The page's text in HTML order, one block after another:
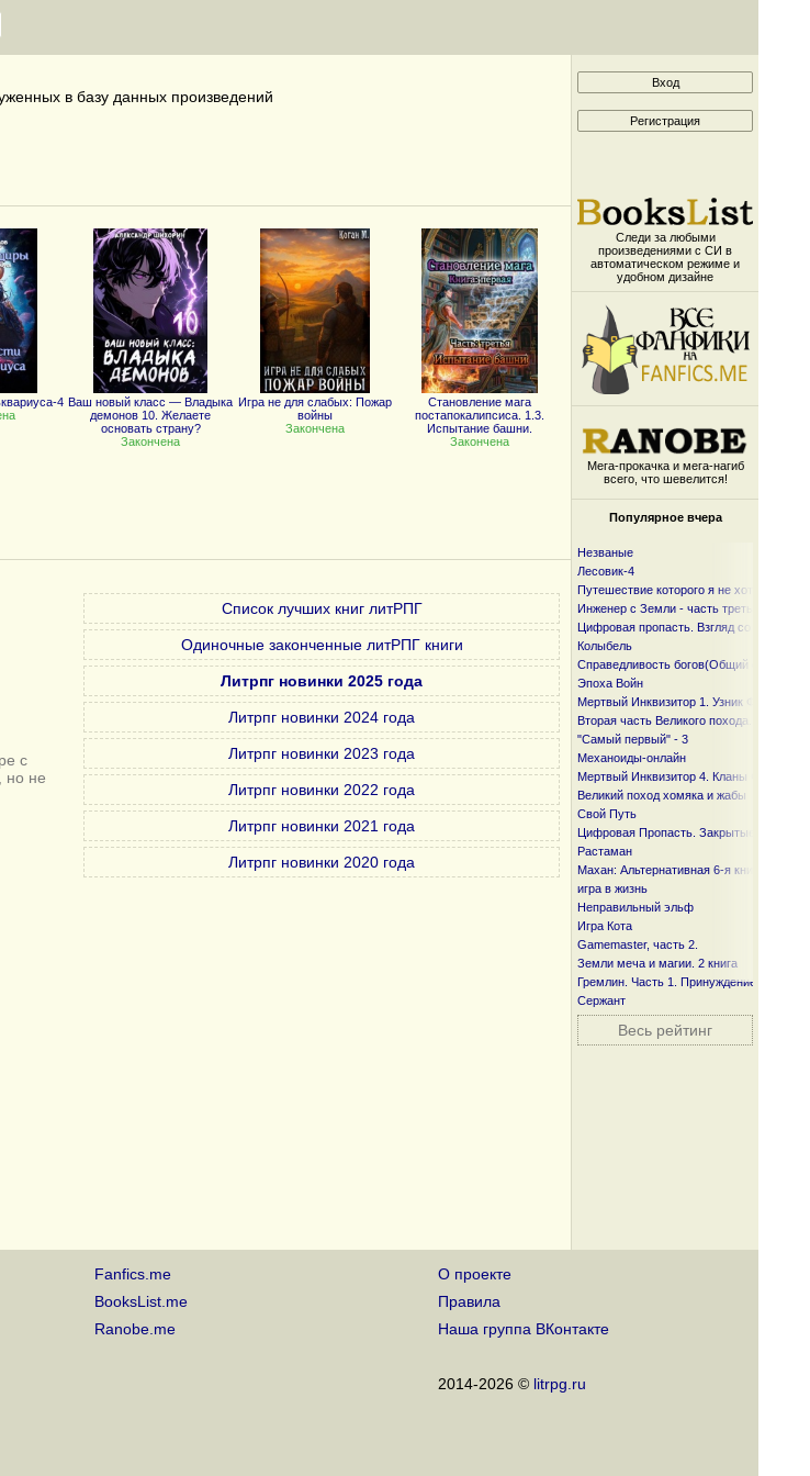
в базу данных произведений
4 Ваш новый класс — Владыка
демонов 10. Желаете
основать страну?
Закончена
Игра не для слабых: Пожар
войны
Закончена
Становление мага
постапокалипсиса. 1.3.
Испытание башни.
Закончена
с
но не
Список лучших книг литРПГ
Одиночные законченные литРПГ книги
Литрпг новинки 2025 года
Литрпг новинки 2024 года
Литрпг новинки 2023 года
Литрпг новинки 2022 года
Литрпг новинки 2021 года
Литрпг новинки 2020 года
Следи за любыми
произведениями с СИ в
автоматическом режиме и
удобном дизайне
Мега-прокачка и мега-нагиб
всего, что шевелится!
Популярное вчера
Незваные
Лесовик-4
Путешествие которого я не хотел
Инженер с Земли - часть третья
Цифровая пропасть. Взгляд со дна.
Колыбель
Справедливость богов(Общий файл)
Эпоха Войн
Мертвый Инквизитор 1. Узник Фанмира
Вторая часть Великого похода. От
"Самый первый" - 3
Механоиды-онлайн
Мертвый Инквизитор 4. Кланы Фанмира
Великий поход хомяка и жабы
Свой Путь
Цифровая Пропасть. Закрытые
Растаман
Махан: Альтернативная 6-я книга
игра в жизнь
Неправильный эльф
Игра Кота
Gamemaster, часть 2.
Земли меча и магии. 2 книга
Гремлин. Часть 1. Принуждение к Игре.
Сержант
Весь рейтинг
Fanfics.me
BooksList.me
Ranobe.me
О проекте
Правила
Наша группа ВКонтакте
2014-2026 © litrpg.ru